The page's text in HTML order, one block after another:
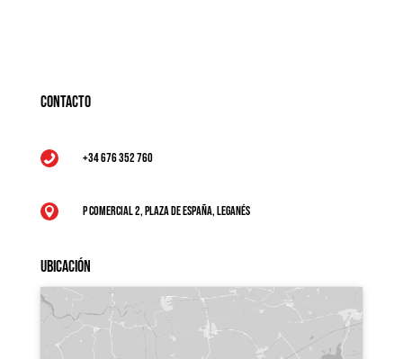
Contacto
 +34 676 352 760
 P Comercial 2, Plaza de España, Leganés
Ubicación